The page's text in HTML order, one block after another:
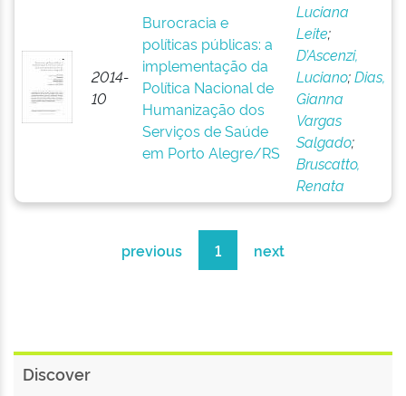
2014-
10
Burocracia e
políticas públicas: a
implementação da
Política Nacional de
Humanização dos
Serviços de Saúde
em Porto Alegre/RS
Luciana
Leite;
D’Ascenzi,
Luciano;Dias,
Gianna
Vargas
Salgado;
Bruscatto,
Renata
previous 1 next
Discover